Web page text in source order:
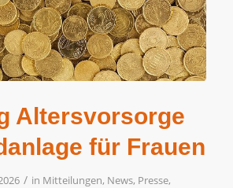
Altersvorsorge
für Frauen
/ in Mitteilungen, News, Presse,